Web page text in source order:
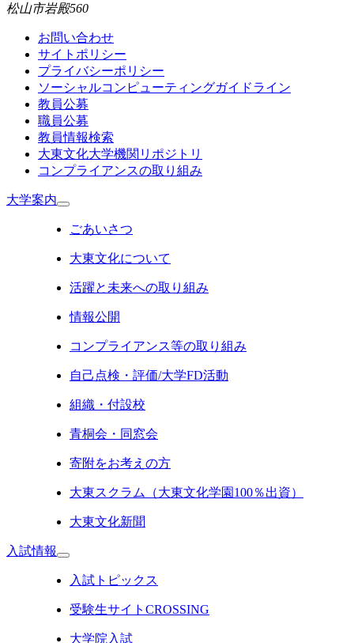
松山市岩殿560
お問い合わせ
サイトポリシー
プライバシーポリシー
ソーシャルコンピューティングガイドライン
教員公募
職員公募
教員情報検索
大東文化大学機関リポジトリ
コンプライアンスの取り組み
大学案内
ごあいさつ
大東文化について
活躍と未来への取り組み
情報公開
コンプライアンス等の取り組み
自己点検・評価/大学FD活動
組織・付設校
青桐会・同窓会
寄附をお考えの方
大東スクラム（大東文化学園100％出資）
大東文化新聞
入試情報
入試トピックス
受験生サイトCROSSING
大学院入試